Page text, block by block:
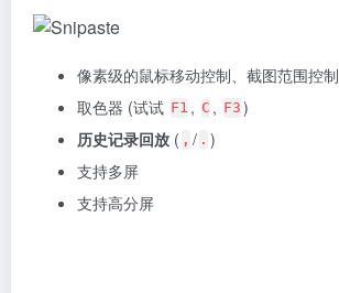
像素级的鼠标移动控制、截图范围控制
取色器 (试试 F1 , C , F3 )
历史记录回放 ( , / . )
支持多屏
支持高分屏